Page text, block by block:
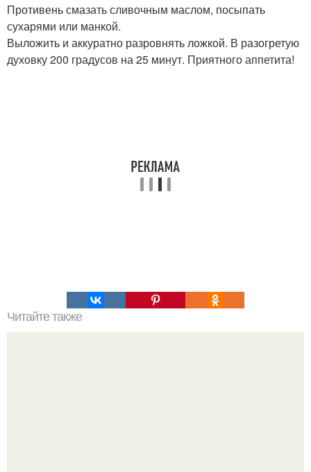
Противень смазать сливочным маслом, посыпать
сухарями или манкой.
Выложить и аккуратно разровнять ложкой. В разогретую
духовку 200 градусов на 25 минут. Приятного аппетита!
Читайте также